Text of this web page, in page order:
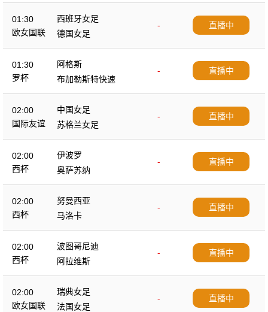
01:30
欧女国联
西班牙女足
-
德国女足
直播中
01:30
罗杯
阿格斯
-
布加勒斯特快速
直播中
02:00
国际友谊
中国女足
-
苏格兰女足
直播中
02:00
西杯
伊波罗
-
奥萨苏纳
直播中
02:00
西杯
努曼西亚
-
马洛卡
直播中
02:00
西杯
波图哥尼迪
-
阿拉维斯
直播中
02:00
欧女国联
瑞典女足
-
法国女足
直播中